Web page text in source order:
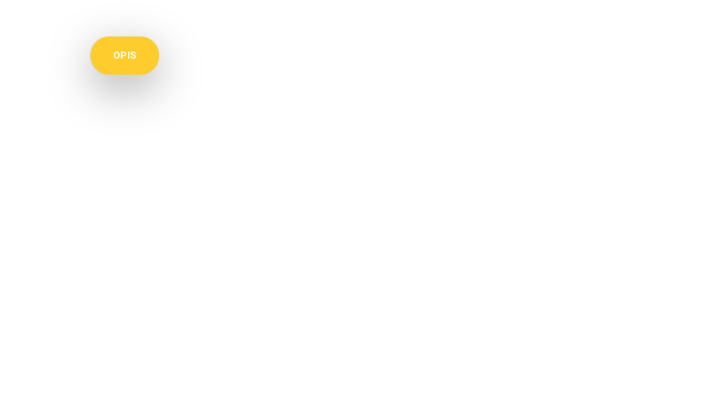
OPIS